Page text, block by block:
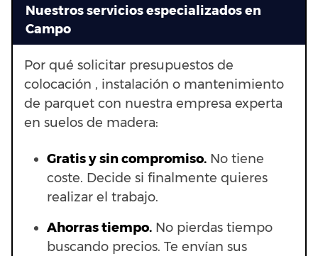
Nuestros servicios especializados en
Campo
Por qué solicitar presupuestos de
colocación , instalación o mantenimiento
de parquet con nuestra empresa experta
en suelos de madera:
Gratis y sin compromiso. No tiene
coste. Decide si finalmente quieres
realizar el trabajo.
Ahorras tiempo. No pierdas tiempo
buscando precios. Te envían sus